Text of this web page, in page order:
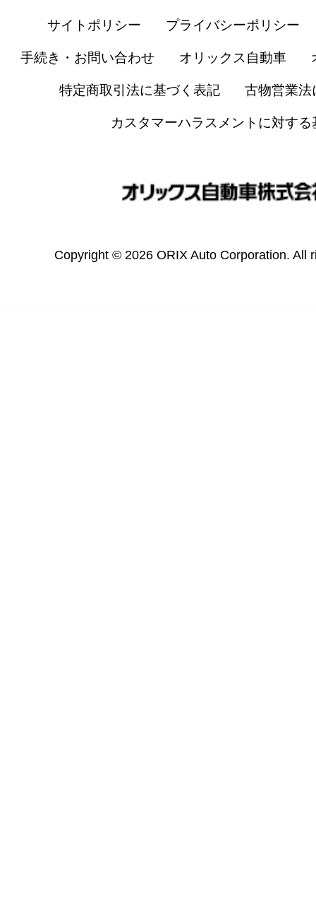
サイトポリシー プライバシーポリシー
手続き・お問い合わせ オリックス自動車
特定商取引法に基づく表記 古物営業法
カスタマーハラスメントに対する
Copyright © 2026 ORIX Auto Corporation. All